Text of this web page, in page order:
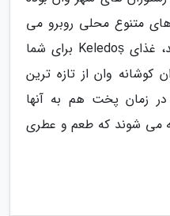
متنوع محلی روبرو می
شوید. اگر هم گیاهخوار هستید، غذای Keledoș برای شما
وان از تازه ترین
در زمان پخت هم به آنها
می شوند که طعم و عطری